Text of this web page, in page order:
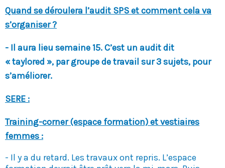
Quand se déroulera l’audit SPS et comment cela va
s’organiser ?
- Il aura lieu semaine15.C’est un audit dit
« taylored », par groupe de travail sur 3 sujets, pour
s’améliorer.
SERE :
Training-corner (espace formation) et vestiaires
femmes :
- Il y a du retard. Les travaux ont repris. L’espace